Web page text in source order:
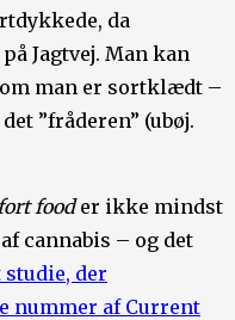
da
Jagtvej. Man kan
man er sortklædt –
”fråderen” (ubøj.
fooder ikke mindst
cannabis – og det
studie, der
nummer af Current